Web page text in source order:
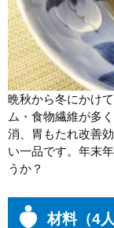
晩秋から冬にかけ
ム・食物繊維が多
消、胃もたれ改善
い一品です。年末
うか？
材料（4人